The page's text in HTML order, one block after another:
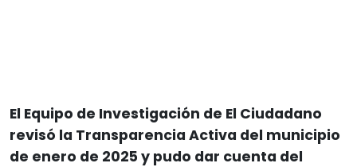
El Equipo de Investigación de El Ciudadano
revisó la Transparencia Activa del municipio
de enero de 2025 y pudo dar cuenta del